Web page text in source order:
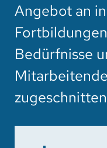
Angebot an
Bedürfnisse